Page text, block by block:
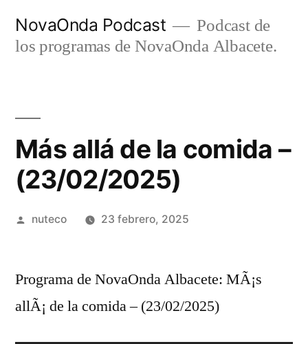
NovaOnda Podcast
Podcast de
los programas de NovaOnda Albacete.
Más allá de la comida –
(23/02/2025)
Publicada
nuteco 23 febrero, 2025
Programa de NovaOnda Albacete: MÃ¡s
allÃ¡ de la comida – (23/02/2025)